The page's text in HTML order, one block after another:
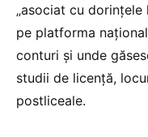
„asociat cu dorințele
pe platforma
conturi și unde
studii de licență,
postliceale.